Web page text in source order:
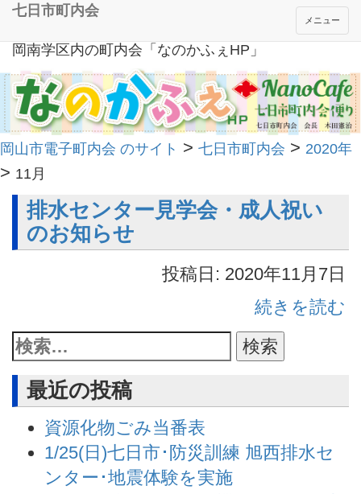
岡南学区内の町内会「なのかふぇHP」
メニュー
七日市町内会
岡山市電子町内会 のサイト > 七日市町内会 > 2020年
> 11月
排水センター見学会・成人祝い
のお知らせ
投稿日: 2020年11月7日
続きを読む
最近の投稿
資源化物ごみ当番表
1/25(日)七日市･防災訓練 旭西排水セ
ンター･地震体験を実施